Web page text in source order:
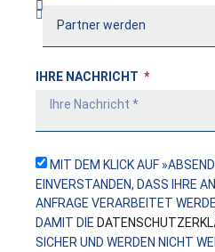
IHRE NACHRICHT
MIT DEM KLICK AUF
EINVERSTANDEN, DASS IHRE
ANFRAGE VERARBEITET
DAMIT DIE
SICHER UND WERDEN NICHT